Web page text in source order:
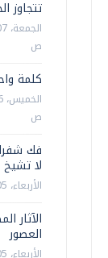
تتجاوز
ص
كلمة
ص
فك
لا تشيخ
الأربعاء، 05 اغسطس 2026 12:00 م
الآثار
العصور